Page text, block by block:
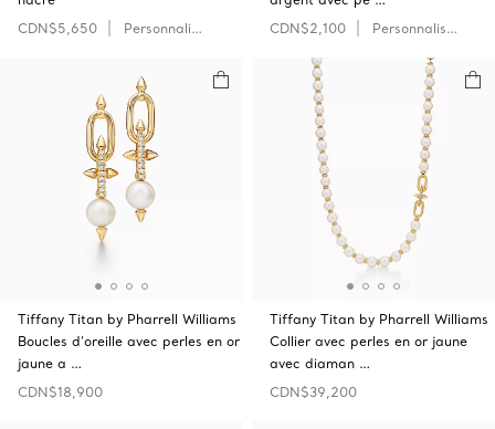
CDN$5,650
Personnaliser
CDN$2,100
Personnaliser
Tiffany Titan by Pharrell Williams
Boucles d’oreille avec perles en or
jaune a …
CDN$18,900
Tiffany Titan by Pharrell Williams
Collier avec perles en or jaune
avec diaman …
CDN$39,200